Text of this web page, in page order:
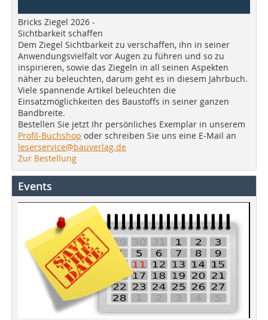
Bricks Ziegel 2026 -
Sichtbarkeit schaffen
Dem Ziegel Sichtbarkeit zu verschaffen, ihn in seiner
Anwendungsvielfalt vor Augen zu führen und so zu
inspirieren, sowie das Ziegeln in all seinen Aspekten
näher zu beleuchten, darum geht es in diesem Jahrbuch.
Viele spannende Artikel beleuchten die
Einsatzmöglichkeiten des Baustoffs in seiner ganzen
Bandbreite.
Bestellen Sie jetzt Ihr persönliches Exemplar in unserem
Profil-Buchshop oder schreiben Sie uns eine E-Mail an
leserservice@bauverlag.de
Zur Bestellung
Events